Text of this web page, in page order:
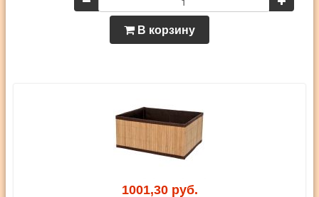
В корзину
1001,30 руб.